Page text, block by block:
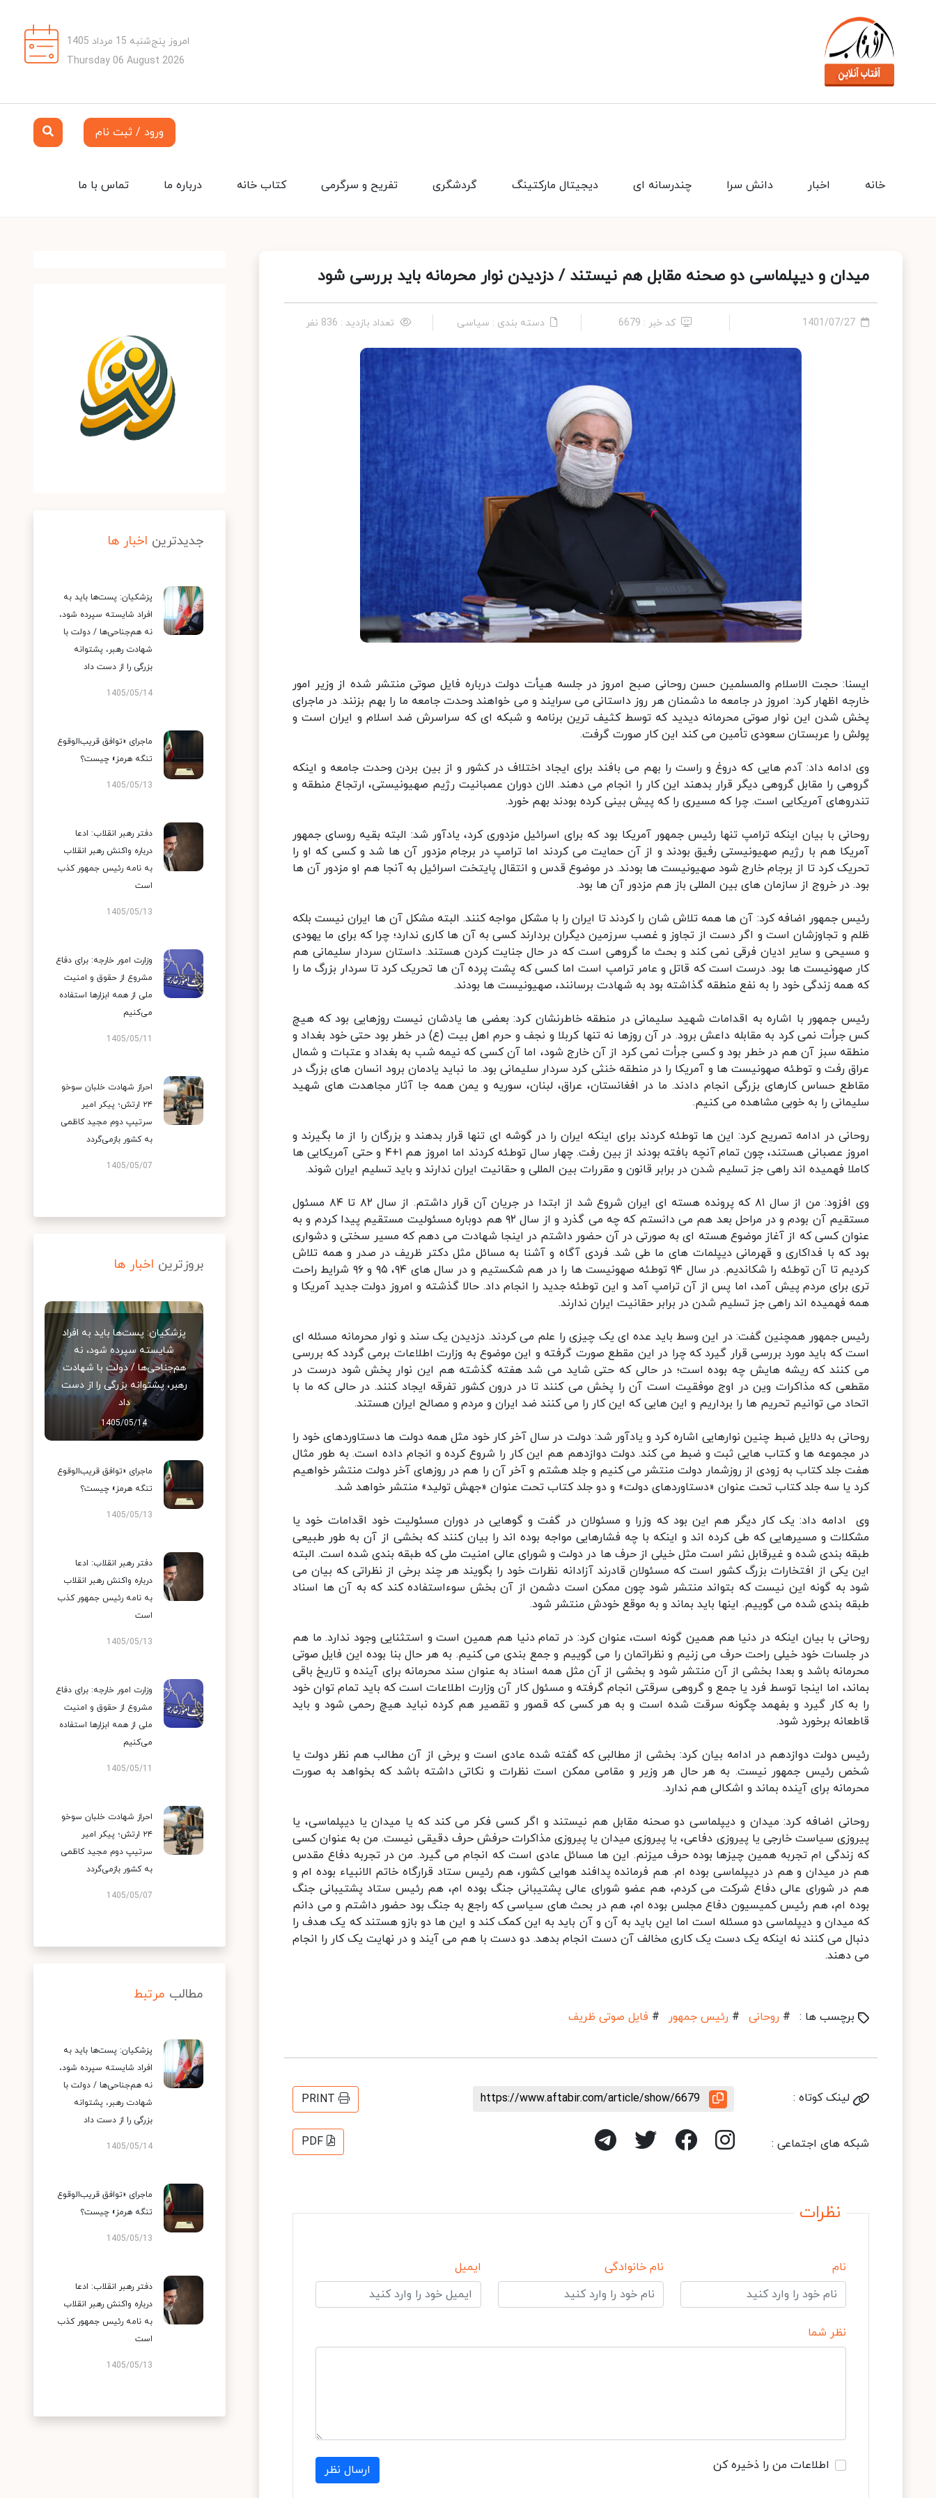
امروز پنج‌شنبه 15 مرداد 1405
Thursday 06 August 2026
ورود / ثبت نام
تماس با ما درباره ما کتاب خانه تفریح و سرگرمی گردشگری دیجیتال مارکتینگ چندرسانه ای دانش سرا اخبار خانه
میدان و دیپلماسی دو صحنه مقابل هم نیستند / دزدیدن نوار محرمانه باید بررسی شود
1401/07/27 کد خبر : 6679 دسته بندی : سیاسی تعداد بازدید : 836 نفر
ایسنا: حجت الاسلام والمسلمین حسن روحانی صبح امروز در جلسه هیأت دولت درباره فایل صوتی منتشر شده از وزیر امور
خارجه اظهار کرد: امروز در جامعه ما دشمنان هر روز داستانی می سرایند و می خواهند وحدت جامعه ما را بهم بزنند. در ماجرای
پخش شدن این نوار صوتی محرمانه دیدید که توسط کثیف ترین برنامه و شبکه ای که سراسرش ضد اسلام و ایران است و
پولش را عربستان سعودی تأمین می کند این کار صورت گرفت.
وی ادامه داد: آدم هایی که دروغ و راست را بهم می بافند برای ایجاد اختلاف در کشور و از بین بردن وحدت جامعه و اینکه
گروهی را مقابل گروهی دیگر قرار بدهند این کار را انجام می دهند. الان دوران عصبانیت رژیم صهیونیستی، ارتجاع منطقه و
تندروهای آمریکایی است. چرا که مسیری را که پیش بینی کرده بودند بهم خورد.
روحانی با بیان اینکه ترامپ تنها رئیس جمهور آمریکا بود که برای اسرائیل مزدوری کرد، یادآور شد: البته بقیه روسای جمهور
آمریکا هم با رژیم صهیونیستی رفیق بودند و از آن حمایت می کردند اما ترامپ در برجام مزدور آن ها شد و کسی که او را
تحریک کرد تا از برجام خارج شود صهیونیست ها بودند. در موضوع قدس و انتقال پایتخت اسرائیل به آنجا هم او مزدور آن ها
بود. در خروج از سازمان های بین المللی باز هم مزدور آن ها بود.
رئیس جمهور اضافه کرد: آن ها همه تلاش شان را کردند تا ایران را با مشکل مواجه کنند. البته مشکل آن ها ایران نیست بلکه
ظلم و تجاوزشان است و اگر دست از تجاوز و غصب سرزمین دیگران بردارند کسی به آن ها کاری ندارد؛ چرا که برای ما یهودی
و مسیحی و سایر ادیان فرقی نمی کند و بحث ما گروهی است که در حال جنایت کردن هستند. داستان سردار سلیمانی هم
کار صهونیست ها بود. درست است که قاتل و عامر ترامپ است اما کسی که پشت پرده آن ها تحریک کرد تا سردار بزرگ ما را
که همه زندگی خود را به نفع منطقه گذاشته بود به شهادت برسانند، صهیونیست ها بودند.
رئیس جمهور با اشاره به اقدامات شهید سلیمانی در منطقه خاطرنشان کرد: بعضی ها یادشان نیست روزهایی بود که هیچ
کس جرأت نمی کرد به مقابله داعش برود. در آن روزها نه تنها کربلا و نجف و حرم اهل بیت (ع) در خطر بود حتی خود بغداد و
منطقه سبز آن هم در خطر بود و کسی جرأت نمی کرد از آن خارج شود، اما آن کسی که نیمه شب به بغداد و عتبات و شمال
عراق رفت و توطئه صهونیست ها و آمریکا را در منطقه خنثی کرد سردار سلیمانی بود. ما نباید یادمان برود انسان های بزرگ در
مقاطع حساس کارهای بزرگی انجام دادند. ما در افغانستان، عراق، لبنان، سوریه و یمن همه جا آثار مجاهدت های شهید
سلیمانی را به خوبی مشاهده می کنیم.
روحانی در ادامه تصریح کرد: این ها توطئه کردند برای اینکه ایران را در گوشه ای تنها قرار بدهند و بزرگان را از ما بگیرند و
امروز عصبانی هستند، چون تمام آنچه بافته بودند از بین رفت. چهار سال توطئه کردند اما امروز هم ۱+۴ و حتی آمریکایی ها
کاملا فهمیده اند راهی جز تسلیم شدن در برابر قانون و مقررات بین المللی و حقانیت ایران ندارند و باید تسلیم ایران شوند.
وی افزود: من از سال ۸۱ که پرونده هسته ای ایران شروع شد از ابتدا در جریان آن قرار داشتم. از سال ۸۲ تا ۸۴ مسئول
مستقیم آن بودم و در مراحل بعد هم می دانستم که چه می گذرد و از سال ۹۲ هم دوباره مسئولیت مستقیم پیدا کردم و به
عنوان کسی که از آغاز موضوع هسته ای به صورتی در آن حضور داشتم در اینجا شهادت می دهم که مسیر سختی و دشواری
بود که با فداکاری و قهرمانی دیپلمات های ما طی شد. فردی آگاه و آشنا به مسائل مثل دکتر ظریف در صدر و همه تلاش
کردیم تا آن توطئه را شکاندیم. در سال ۹۴ توطئه صهونیست ها را در هم شکستیم و در سال های ۹۴، ۹۵ و ۹۶ شرایط راحت
تری برای مردم پیش آمد، اما پس از آن ترامپ آمد و این توطئه جدید را انجام داد. حالا گذشته و امروز دولت جدید آمریکا و
همه فهمیده اند راهی جز تسلیم شدن در برابر حقانیت ایران ندارند.
رئیس جمهور همچنین گفت: در این وسط باید عده ای یک چیزی را علم می کردند. دزدیدن یک سند و نوار محرمانه مسئله ای
است که باید مورد بررسی قرار گیرد که چرا در این مقطع صورت گرفته و این موضوع به وزارت اطلاعات برمی گردد که بررسی
می کنند که ریشه هایش چه بوده است؛ در حالی که حتی شاید می شد هفته گذشته هم این نوار پخش شود درست در
مقطعی که مذاکرات وین در اوج موفقیت است آن را پخش می کنند تا در درون کشور تفرقه ایجاد کنند. در حالی که ما با
اتحاد می توانیم تحریم ها را برداریم و این هایی که این کار را می کنند ضد ایران و مردم و مصالح ایران هستند.
روحانی به دلایل ضبط چنین نوارهایی اشاره کرد و یادآور شد: دولت در سال آخر کار خود مثل همه دولت ها دستاوردهای خود را
در مجموعه ها و کتاب هایی ثبت و ضبط می کند. دولت دوازدهم هم این کار را شروع کرده و انجام داده است. به طور مثال
هفت جلد کتاب به زودی از روزشمار دولت منتشر می کنیم و جلد هشتم و آخر آن را هم در روزهای آخر دولت منتشر خواهیم
کرد یا سه جلد کتاب تحت عنوان «دستاوردهای دولت» و دو جلد کتاب تحت عنوان «جهش تولید» منتشر خواهد شد.
وی ادامه داد: یک کار دیگر هم این بود که وزرا و مسئولان در گفت و گوهایی در دوران مسئولیت خود اقدامات خود یا
مشکلات و مسیرهایی که طی کرده اند و اینکه با چه فشارهایی مواجه بوده اند را بیان کنند که بخشی از آن به طور طبیعی
طبقه بندی شده و غیرقابل نشر است مثل خیلی از حرف ها در دولت و شورای عالی امنیت ملی که طبقه بندی شده است. البته
این یکی از افتخارات بزرگ کشور است که مسئولان قادرند آزادانه نظرات خود را بگویند هر چند برخی از نظراتی که بیان می
شود به گونه این نیست که بتواند منتشر شود چون ممکن است دشمن از آن بخش سوءاستفاده کند که به آن ها اسناد
طبقه بندی شده می گوییم. اینها باید بماند و به موقع خودش منتشر شود.
روحانی با بیان اینکه در دنیا هم همین گونه است، عنوان کرد: در تمام دنیا هم همین است و استثنایی وجود ندارد. ما هم
در جلسات خود خیلی راحت حرف می زنیم و نظراتمان را می گوییم و جمع بندی می کنیم. به هر حال بنا بوده این فایل صوتی
محرمانه باشد و بعدا بخشی از آن منتشر شود و بخشی از آن مثل همه اسناد به عنوان سند محرمانه برای آینده و تاریخ باقی
بماند، اما اینجا توسط فرد یا جمع و گروهی سرقتی انجام گرفته و مسئول کار آن وزارت اطلاعات است که باید تمام توان خود
را به کار گیرد و بفهمد چگونه سرقت شده است و به هر کسی که قصور و تقصیر هم کرده نباید هیچ رحمی شود و باید
قاطعانه برخورد شود.
رئیس دولت دوازدهم در ادامه بیان کرد: بخشی از مطالبی که گفته شده عادی است و برخی از آن مطالب هم نظر دولت یا
شخص رئیس جمهور نیست. به هر حال هر وزیر و مقامی ممکن است نظرات و نکاتی داشته باشد که بخواهد به صورت
محرمانه برای آینده بماند و اشکالی هم ندارد.
روحانی اضافه کرد: میدان و دیپلماسی دو صحنه مقابل هم نیستند و اگر کسی فکر می کند که یا میدان یا دیپلماسی، یا
پیروزی سیاست خارجی یا پیروزی دفاعی، یا پیروزی میدان یا پیروزی مذاکرات حرفش حرف دقیقی نیست. من به عنوان کسی
که زندگی ام تجربه همین چیزها بوده حرف میزنم. این ها مسائل عادی است که انجام می گیرد. من در تجربه دفاع مقدس
هم در میدان و هم در دیپلماسی بوده ام. هم فرمانده پدافند هوایی کشور، هم رئیس ستاد قرارگاه خاتم الانبیاء بوده ام و
هم در شورای عالی دفاع شرکت می کردم، هم عضو شورای عالی پشتیبانی جنگ بوده ام، هم رئیس ستاد پشتیبانی جنگ
بوده ام، هم رئیس کمیسیون دفاع مجلس بوده ام، هم در بحث های سیاسی که راجع به جنگ بود حضور داشتم و می دانم
که میدان و دیپلماسی دو مسئله است اما این باید به آن و آن باید به این کمک کند و این ها دو بازو هستند که یک هدف را
دنبال می کنند نه اینکه یک دست یک کاری مخالف آن دست انجام بدهد. دو دست با هم می آیند و در نهایت یک کار را انجام
می دهند.
برچسب ها : # روحانی # رئیس جمهور # فایل صوتی ظریف
لینک کوتاه : https://www.aftabir.com/article/show/6679
PRINT
شبکه های اجتماعی : PDF
نظرات
نام نام خانوادگی ایمیل
نظر شما
اطلاعات من را ذخیره کن ارسال نظر
جدیدترین اخبار ها
پزشکیان: پست‌ها باید به
افراد شایسته سپرده شود،
نه هم‌جناحی‌ها / دولت با
شهادت رهبر، پشتوانه
بزرگی را از دست داد
1405/05/14
ماجرای «توافق قریب‌الوقوع
تنگه هرمز» چیست؟
1405/05/13
دفتر رهبر انقلاب: ادعا
درباره واکنش رهبر انقلاب
به نامه رئیس جمهور کذب
است
1405/05/13
وزارت امور خارجه: برای دفاع
مشروع از حقوق و امنیت
ملی از همه ابزارها استفاده
می‌کنیم
1405/05/11
احراز شهادت خلبان سوخو
۲۴ ارتش؛ پیکر امیر
سرتیپ دوم مجید کاظمی
به کشور بازمی‌گردد
1405/05/07
بروزترین اخبار ها
پزشکیان: پست‌ها باید به افراد
شایسته سپرده شود، نه
هم‌جناحی‌ها / دولت با شهادت
رهبر، پشتوانه بزرگی را از دست
داد
1405/05/14
ماجرای «توافق قریب‌الوقوع
تنگه هرمز» چیست؟
1405/05/13
دفتر رهبر انقلاب: ادعا
درباره واکنش رهبر انقلاب
به نامه رئیس جمهور کذب
است
1405/05/13
وزارت امور خارجه: برای دفاع
مشروع از حقوق و امنیت
ملی از همه ابزارها استفاده
می‌کنیم
1405/05/11
احراز شهادت خلبان سوخو
۲۴ ارتش؛ پیکر امیر
سرتیپ دوم مجید کاظمی
به کشور بازمی‌گردد
1405/05/07
مطالب مرتبط
پزشکیان: پست‌ها باید به
افراد شایسته سپرده شود،
نه هم‌جناحی‌ها / دولت با
شهادت رهبر، پشتوانه
بزرگی را از دست داد
1405/05/14
ماجرای «توافق قریب‌الوقوع
تنگه هرمز» چیست؟
1405/05/13
دفتر رهبر انقلاب: ادعا
درباره واکنش رهبر انقلاب
به نامه رئیس جمهور کذب
است
1405/05/13